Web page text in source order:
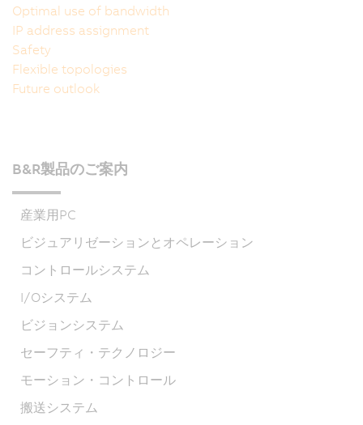
Optimal use of bandwidth
IP address assignment
Safety
Flexible topologies
Future outlook
B&R製品のご案内
産業用PC
ビジュアリゼーションとオペレーション
コントロールシステム
I/Oシステム
ビジョンシステム
セーフティ・テクノロジー
モーション・コントロール
搬送システム